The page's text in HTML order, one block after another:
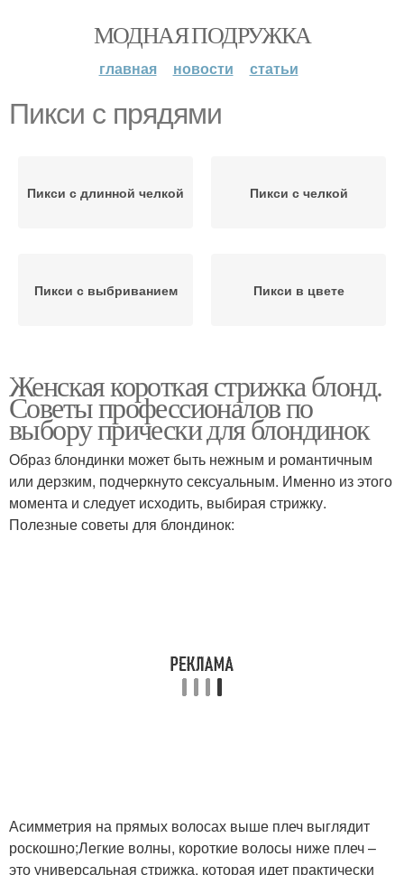
МОДНАЯ ПОДРУЖКА
главная новости статьи
Пикси с прядями
Пикси с длинной челкой Пикси с челкой
Пикси с выбриванием Пикси в цвете
Женская короткая стрижка блонд.
Советы профессионалов по
выбору прически для блондинок
Образ блондинки может быть нежным и романтичным
или дерзким, подчеркнуто сексуальным. Именно из этого
момента и следует исходить, выбирая стрижку.
Полезные советы для блондинок:
Асимметрия на прямых волосах выше плеч выглядит
роскошно;Легкие волны, короткие волосы ниже плеч –
это универсальная стрижка, которая идет практически